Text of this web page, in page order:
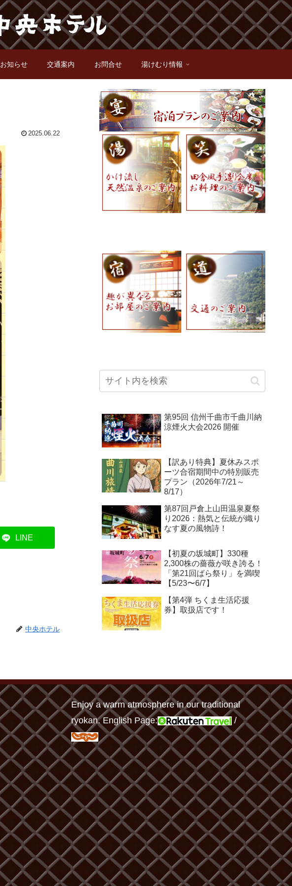
お知らせ 交通案内 お問合せ 湯けむり情報
2025.06.22
LINE
中央ホテル
第95回 信州千曲市千曲川納
涼煙火大会2026 開催
【訳あり特典】夏休みスポ
ーツ合宿期間中の特別販売
プラン（2026年7/21～
8/17）
第87回戸倉上山田温泉夏祭
り2026：熱気と伝統が織り
なす夏の風物詩！
【初夏の坂城町】330種
2,300株の薔薇が咲き誇る！
「第21回ばら祭り」を満喫
【5/23〜6/7】
【第4弾 ちくま生活応援
券】取扱店です！
Enjoy a warm atmosphere in our traditional
ryokan. English Page:
/